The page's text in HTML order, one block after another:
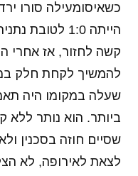
כשאיסומעילה סורו
הייתה 1:0
קשה לחזור, אז אחרי
להמשיך לקחת חלק
שעלה במקומו היה
ביותר. הוא נותר ללא
שסיים חוזה בסכנין
לצאת לאירופה, לא